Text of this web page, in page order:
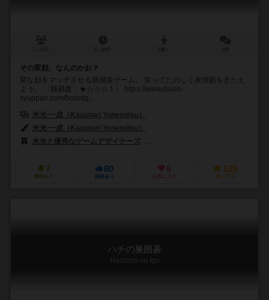
その変顔、なんのかお？
変な顔をマッチさせる新感覚ゲーム。 笑ってたのしく表情筋をきたえ
よう。 〈難易度：★☆☆☆１〉 https://www.daiso-
syuppan.com/boardg...
米光 一成（Kazunari Yonemitsu）
米光 一成（Kazunari Yonemitsu）
米光と優秀なゲームデザイナーズ
7
興味あり
60
経験あり
6
お気に入り
129
持ってる
ハチの巣囲碁
Hachino-su Igo